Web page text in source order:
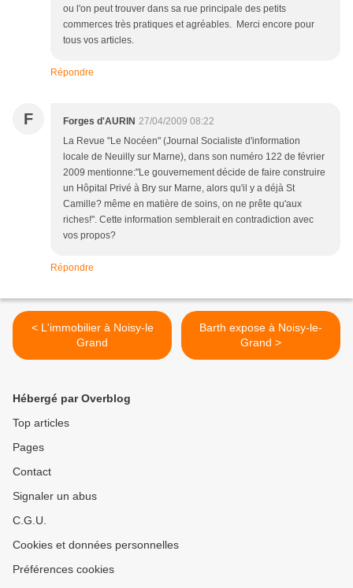
ou l'on peut trouver dans sa rue principale des petits
commerces très pratiques et agréables. Merci encore pour
tous vos articles.
Répondre
F Forges d'AURIN 27/04/2009 08:22
La Revue "Le Nocéen" (Journal Socialiste d'information
locale de Neuilly sur Marne), dans son numéro 122 de février
2009 mentionne:"Le gouvernement décide de faire construire
un Hôpital Privé à Bry sur Marne, alors qu'il y a déjà St
Camille? même en matière de soins, on ne prête qu'aux
riches!". Cette information semblerait en contradiction avec
vos propos?
Répondre
< L'immobilier à Noisy-le
Grand
Barth expose à Noisy-le-
Grand >
Hébergé par Overblog
Top articles
Pages
Contact
Signaler un abus
C.G.U.
Cookies et données personnelles
Préférences cookies